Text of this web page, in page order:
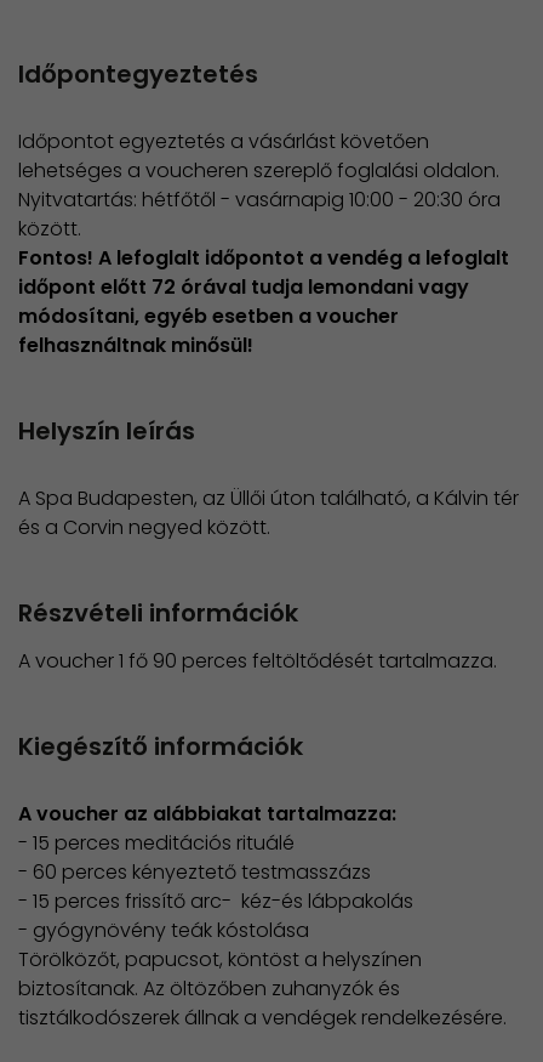
Időpontegyeztetés
Időpontot egyeztetés a vásárlást követően
lehetséges a voucheren szereplő foglalási oldalon.
Nyitvatartás: hétfőtől - vasárnapig 10:00 - 20:30 óra
között.
Fontos! A lefoglalt időpontot a vendég a lefoglalt
időpont előtt 72 órával tudja lemondani vagy
módosítani, egyéb esetben a voucher
felhasználtnak minősül!
Helyszín leírás
A Spa Budapesten, az Üllői úton található, a Kálvin tér
és a Corvin negyed között.
Részvételi információk
A voucher 1 fő 90 perces feltöltődését tartalmazza.
Kiegészítő információk
A voucher az alábbiakat tartalmazza:
- 15 perces meditációs rituálé
- 60 perces kényeztető testmasszázs
- 15 perces frissítő arc- kéz-és lábpakolás
- gyógynövény teák kóstolása
Törölközőt, papucsot, köntöst a helyszínen
biztosítanak. Az öltözőben zuhanyzók és
tisztálkodószerek állnak a vendégek rendelkezésére.